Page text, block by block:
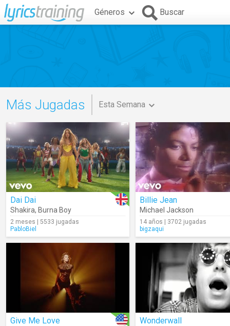
Géneros Buscar
Más Jugadas Esta Semana
Dai Dai
Shakira, Burna Boy
2 meses | 5533 jugadas
PabloBiel
Billie Jean
Michael Jackson
14 años | 3702 jugadas
bigzaqui
Give Me Love Wonderwall